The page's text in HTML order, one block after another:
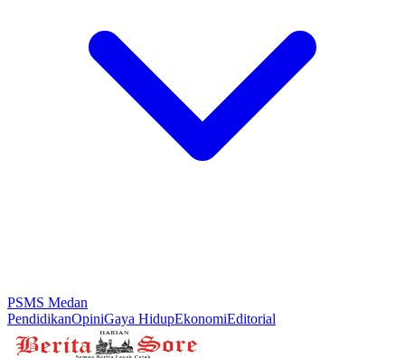
PSMS Medan
PendidikanOpiniGaya HidupEkonomiEditorial